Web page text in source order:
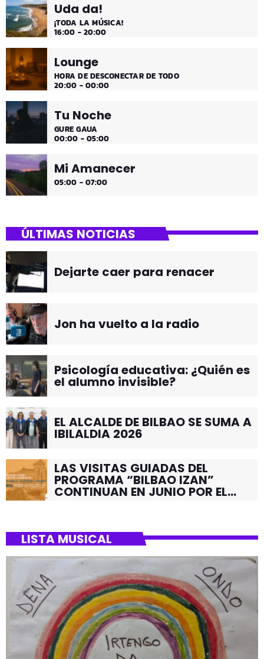
Uda da!
¡TODA LA MÚSICA!
16:00 - 20:00
Lounge
HORA DE DESCONECTAR DE TODO
20:00 - 00:00
Tu Noche
GURE GAUA
00:00 - 05:00
Mi Amanecer
05:00 - 07:00
ÚLTIMAS NOTICIAS
Dejarte caer para renacer
Jon ha vuelto a la radio
Psicología educativa: ¿Quién es
el alumno invisible?
EL ALCALDE DE BILBAO SE SUMA A
IBILALDIA 2026
LAS VISITAS GUIADAS DEL
PROGRAMA “BILBAO IZAN”
CONTINUAN EN JUNIO POR EL
LISTA MUSICAL